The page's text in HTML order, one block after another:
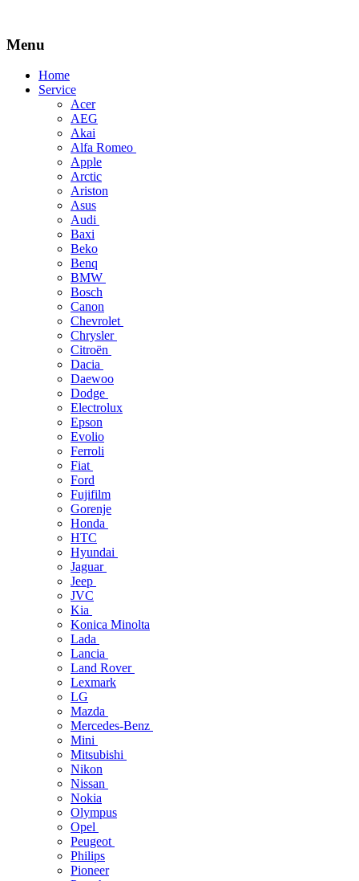
Menu
Skip
Home
Service
Acer
AEG
Akai
Alfa Romeo
Apple
Arctic
Ariston
Asus
Audi
Baxi
Beko
Benq
BMW
Bosch
Canon
Chevrolet
Chrysler
Citroën
Dacia
Daewoo
Dodge
Electrolux
Epson
Evolio
Ferroli
Fiat
Ford
Fujifilm
Gorenje
Honda
HTC
Hyundai
Jaguar
Jeep
JVC
Kia
Konica Minolta
Lada
Lancia
Land Rover
Lexmark
LG
Mazda
Mercedes-Benz
Mini
Mitsubishi
Nikon
Nissan
Nokia
Olympus
Opel
Peugeot
Philips
Pioneer